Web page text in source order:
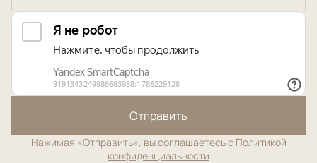
Отправить
Нажимая «Отправить», вы соглашаетесь с Политикой
конфиденциальности